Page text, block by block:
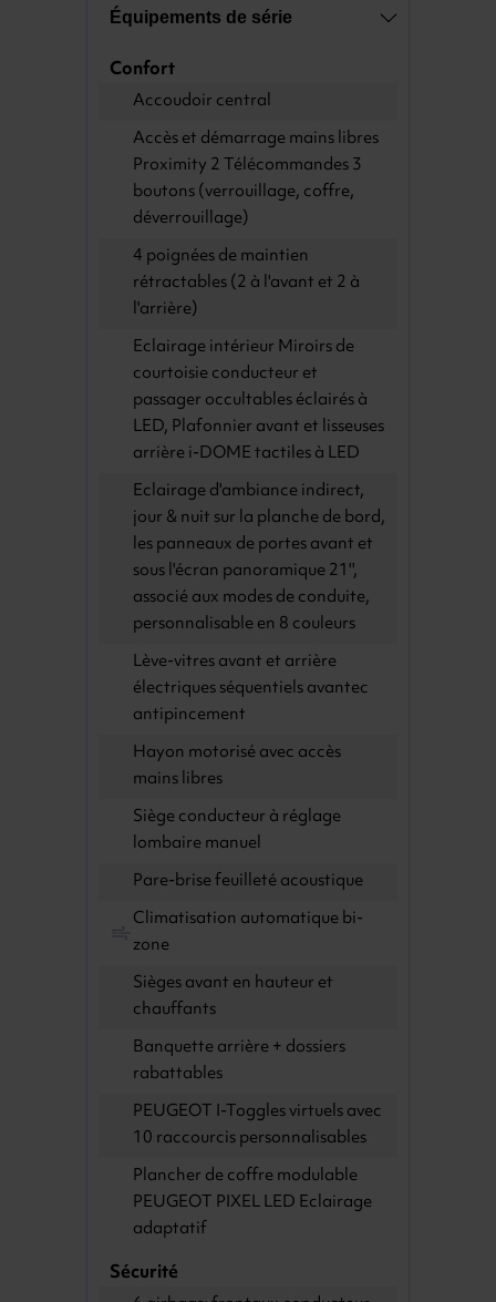
Équipements de série
Confort
Accoudoir central
Accès et démarrage mains libres
Proximity 2 Télécommandes 3
boutons (verrouillage, coffre,
déverrouillage)
4 poignées de maintien
rétractables (2 à l'avant et 2 à
l'arrière)
Eclairage intérieur Miroirs de
courtoisie conducteur et
passager occultables éclairés à
LED, Plafonnier avant et lisseuses
arrière i-DOME tactiles à LED
Eclairage d'ambiance indirect,
jour & nuit sur la planche de bord,
les panneaux de portes avant et
sous l'écran panoramique 21'',
associé aux modes de conduite,
personnalisable en 8 couleurs
Lève-vitres avant et arrière
électriques séquentiels avantec
antipincement
Hayon motorisé avec accès
mains libres
Siège conducteur à réglage
lombaire manuel
Pare-brise feuilleté acoustique
Climatisation automatique bi-
zone
Sièges avant en hauteur et
chauffants
Banquette arrière + dossiers
rabattables
PEUGEOT I-Toggles virtuels avec
10 raccourcis personnalisables
Plancher de coffre modulable
PEUGEOT PIXEL LED Eclairage
adaptatif
Sécurité